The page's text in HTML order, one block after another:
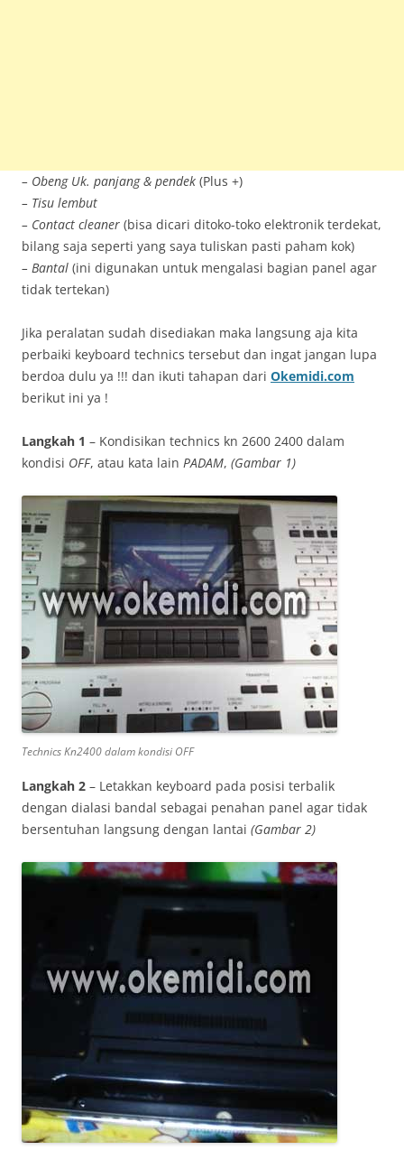
– Obeng Uk. panjang & pendek (Plus +)
– Tisu lembut
– Contact cleaner (bisa dicari ditoko-toko elektronik terdekat,
bilang saja seperti yang saya tuliskan pasti paham kok)
– Bantal (ini digunakan untuk mengalasi bagian panel agar
tidak tertekan)
Jika peralatan sudah disediakan maka langsung aja kita
perbaiki keyboard technics tersebut dan ingat jangan lupa
berdoa dulu ya !!! dan ikuti tahapan dari Okemidi.com
berikut ini ya !
Langkah 1 – Kondisikan technics kn 2600 2400 dalam
kondisi OFF, atau kata lain PADAM, (Gambar 1)
Technics Kn2400 dalam kondisi OFF
Langkah 2 – Letakkan keyboard pada posisi terbalik
dengan dialasi bandal sebagai penahan panel agar tidak
bersentuhan langsung dengan lantai (Gambar 2)